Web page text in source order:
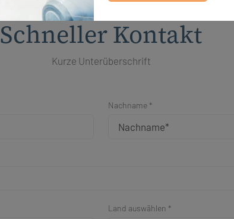
Schneller Kontakt
Kurze Unterüberschrift
Nachname *
Land auswählen *